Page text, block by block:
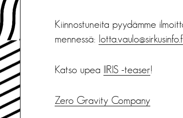
Kiinnostuneita pyydämme
mennessä:
Katso upea IIRIS -teaser!
Zero Gravity Company